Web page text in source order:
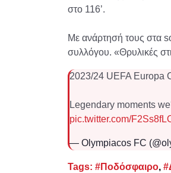
στο 116’.
Με ανάρτησή τους στα
συλλόγου. «Θρυλικές
2023/24 UEFA Europa
Legendary moments
pic.twitter.com/
— Olympiacos FC
Tags: #Ποδόσφαιρο,